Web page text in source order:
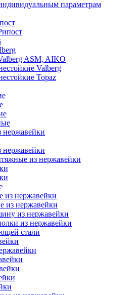
параметрам
ASM, AIKO
Valberg
Topaz
из нержавейки
из нержавейки
из нержавейки
из нержавейки
из нержавейки
стали